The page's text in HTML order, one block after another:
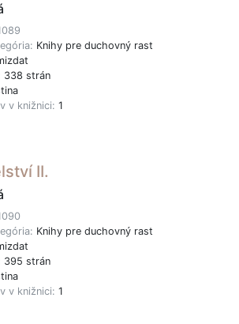
Knihy pre duchovný rast
338 strán
v knižnici: 1
II.
Knihy pre duchovný rast
395 strán
v knižnici: 1